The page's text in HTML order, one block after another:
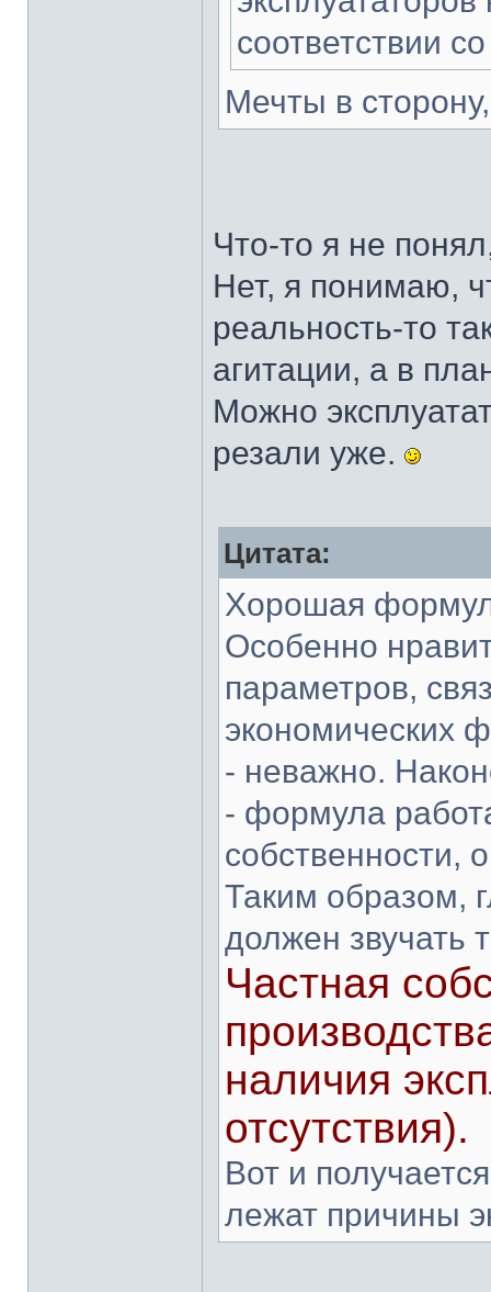
соответствии
Мечты в
Что-то я не
Нет, я понимаю,
реальность-то
агитации, а в
Можно
резали уже.
Цитата:
Хорошая
Особенно
параметров,
экономических
- неважно.
- формула
собственности,
Таким образом,
должен звучать
Частная
наличия
отсутствия).
Вот и
лежат причины